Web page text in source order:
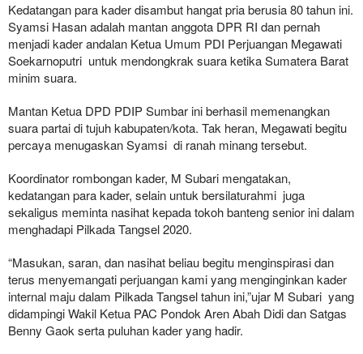
Kedatangan para kader disambut hangat pria berusia 80 tahun ini.
Syamsi Hasan adalah mantan anggota DPR RI dan pernah
menjadi kader andalan Ketua Umum PDI Perjuangan Megawati
Soekarnoputri untuk mendongkrak suara ketika Sumatera Barat
minim suara.
Mantan Ketua DPD PDIP Sumbar ini berhasil memenangkan
suara partai di tujuh kabupaten/kota. Tak heran, Megawati begitu
percaya menugaskan Syamsi di ranah minang tersebut.
Koordinator rombongan kader, M Subari mengatakan,
kedatangan para kader, selain untuk bersilaturahmi juga
sekaligus meminta nasihat kepada tokoh banteng senior ini dalam
menghadapi Pilkada Tangsel 2020.
“Masukan, saran, dan nasihat beliau begitu menginspirasi dan
terus menyemangati perjuangan kami yang menginginkan kader
internal maju dalam Pilkada Tangsel tahun ini,”ujar M Subari yang
didampingi Wakil Ketua PAC Pondok Aren Abah Didi dan Satgas
Benny Gaok serta puluhan kader yang hadir.